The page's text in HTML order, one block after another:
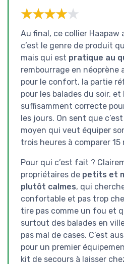
★★★★★
★★★★★
Au final, ce collier Haapaw
c’est le genre de produit
mais qui est pratique au
rembourrage en néoprène
pour le confort, la partie
pour les balades du soir,
suffisamment correcte
les jours. On sent que
moyen qui veut équiper
trois heures à comparer 15
Pour qui c’est fait ?
propriétaires de petits et
plutôt calmes, qui
confortable et pas trop
tire pas comme un fou et
surtout des balades en
pas mal de cases. C’est
pour un premier
kit de secours à laisser